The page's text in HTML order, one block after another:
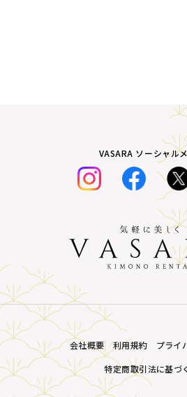
VASARA ソーシャル
会社概要 利用規約
プライ
特定商取引法に基づ